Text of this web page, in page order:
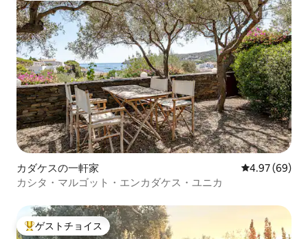
カダケスの一軒家 レビュー69
4.97 (69)
カシタ・マルゴット・エンカダケス・ユニカ
大好評のゲストチョイスです。
ゲストチョイス